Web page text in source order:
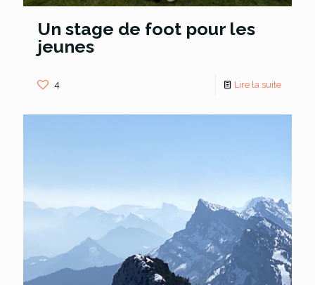
Un stage de foot pour les
jeunes
4 Lire la suite